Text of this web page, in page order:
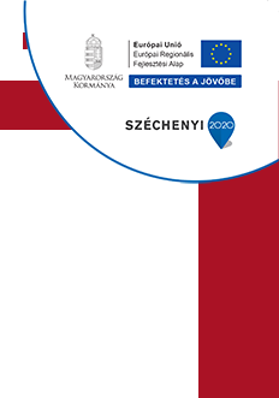
HU ▼